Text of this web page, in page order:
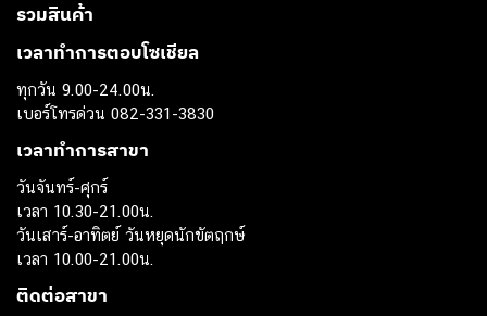
รวมสินค้า
เวลาทำการตอบโซเชียล
ทุกวัน 9.00-24.00น.
เบอร์โทรด่วน 082-331-3830
เวลาทำการสาขา
วันจันทร์-ศุกร์
เวลา 10.30-21.00น.
วันเสาร์-อาทิตย์ วันหยุดนักขัตฤกษ์
เวลา 10.00-21.00น.
ติดต่อสาขา